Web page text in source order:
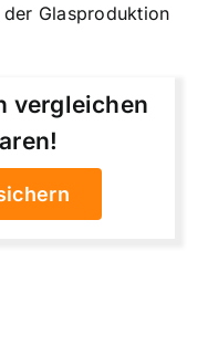
Glasproduktion
vergleichen